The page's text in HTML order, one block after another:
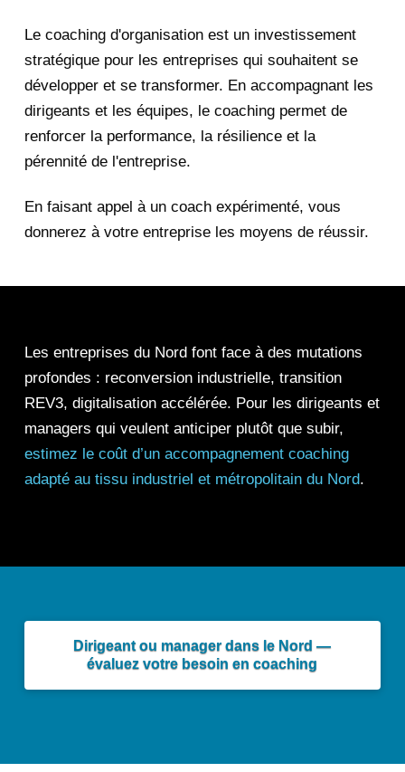
Le coaching d'organisation est un investissement
stratégique pour les entreprises qui souhaitent se
développer et se transformer. En accompagnant les
dirigeants et les équipes, le coaching permet de
renforcer la performance, la résilience et la
pérennité de l'entreprise.
En faisant appel à un coach expérimenté, vous
donnerez à votre entreprise les moyens de réussir.
Les entreprises du Nord font face à des mutations
profondes : reconversion industrielle, transition
REV3, digitalisation accélérée. Pour les dirigeants et
managers qui veulent anticiper plutôt que subir,
estimez le coût d’un accompagnement coaching
adapté au tissu industriel et métropolitain du Nord.
Dirigeant ou manager dans le Nord —
évaluez votre besoin en coaching